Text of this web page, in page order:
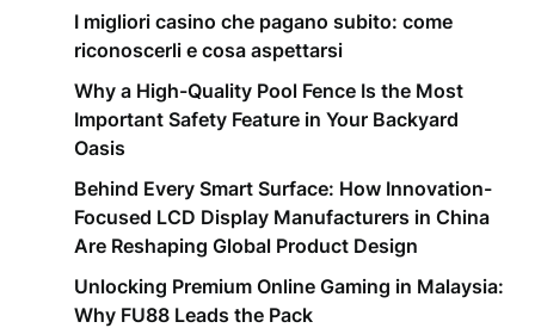
I migliori casino che pagano subito: come
riconoscerli e cosa aspettarsi
Why a High-Quality Pool Fence Is the Most
Important Safety Feature in Your Backyard
Oasis
Behind Every Smart Surface: How Innovation-
Focused LCD Display Manufacturers in China
Are Reshaping Global Product Design
Unlocking Premium Online Gaming in Malaysia:
Why FU88 Leads the Pack